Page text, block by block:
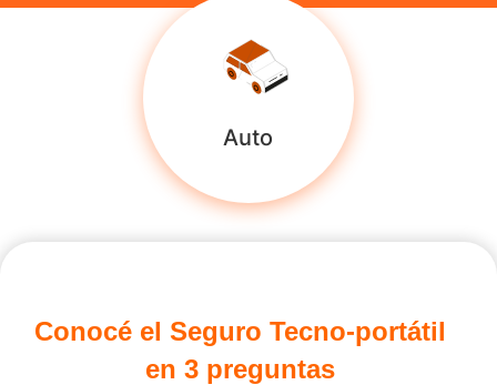
Auto
Conocé el Seguro Tecno-portátil
en 3 preguntas